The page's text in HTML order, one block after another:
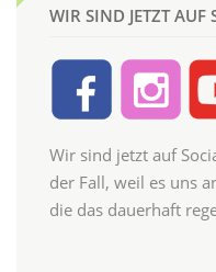
WIR SIND JETZT AUF
Wir sind jetzt auf
der Fall, weil es uns
die das dauerhaft